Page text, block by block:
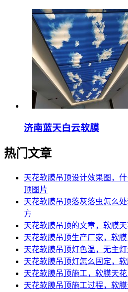
济南蓝天白云软膜
热门文章
天花软膜吊顶设计效果图，
顶图片
天花软膜吊顶落灰落虫怎么
方
天花软膜吊顶的文章，软膜
天花软膜吊顶生产厂家，软
天花软膜吊顶灯色温，无主
天花软膜吊顶灯怎么固定，
天花软膜吊顶施工，软膜天
天花软膜吊顶施工过程，软